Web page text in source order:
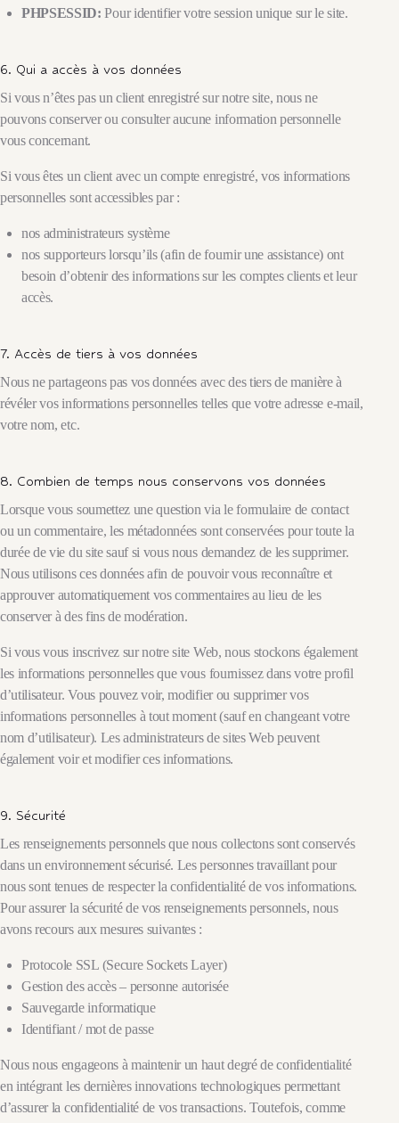
PHPSESSID: Pour identifier votre session unique sur le site.
6. Qui a accès à vos données
Si vous n’êtes pas un client enregistré sur notre site, nous ne
pouvons conserver ou consulter aucune information personnelle
vous concernant.
Si vous êtes un client avec un compte enregistré, vos informations
personnelles sont accessibles par :
nos administrateurs système
nos supporteurs lorsqu’ils (afin de fournir une assistance) ont
besoin d’obtenir des informations sur les comptes clients et leur
accès.
7. Accès de tiers à vos données
Nous ne partageons pas vos données avec des tiers de manière à
révéler vos informations personnelles telles que votre adresse e-mail,
votre nom, etc.
8. Combien de temps nous conservons vos données
Lorsque vous soumettez une question via le formulaire de contact
ou un commentaire, les métadonnées sont conservées pour toute la
durée de vie du site sauf si vous nous demandez de les supprimer.
Nous utilisons ces données afin de pouvoir vous reconnaître et
approuver automatiquement vos commentaires au lieu de les
conserver à des fins de modération.
Si vous vous inscrivez sur notre site Web, nous stockons également
les informations personnelles que vous fournissez dans votre profil
d’utilisateur. Vous pouvez voir, modifier ou supprimer vos
informations personnelles à tout moment (sauf en changeant votre
nom d’utilisateur). Les administrateurs de sites Web peuvent
également voir et modifier ces informations.
9. Sécurité
Les renseignements personnels que nous collectons sont conservés
dans un environnement sécurisé. Les personnes travaillant pour
nous sont tenues de respecter la confidentialité de vos informations.
Pour assurer la sécurité de vos renseignements personnels, nous
avons recours aux mesures suivantes :
Protocole SSL (Secure Sockets Layer)
Gestion des accès – personne autorisée
Sauvegarde informatique
Identifiant / mot de passe
Nous nous engageons à maintenir un haut degré de confidentialité
en intégrant les dernières innovations technologiques permettant
d’assurer la confidentialité de vos transactions. Toutefois, comme